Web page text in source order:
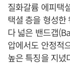
질화갈륨 에피택
택셜 층을 형성한
다 넓은 밴드갭
압에서도 안정적
높은 특징을 지녔